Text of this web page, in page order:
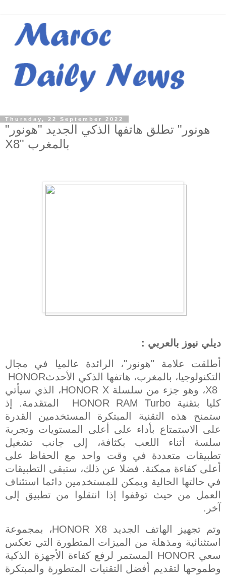
Thursday, 22 September 2022
"هونور" تطلق هاتفها الذكي الجديد "هونور
X8" بالمغرب
ديلي نيوز بالعربي :
أطلقت علامة "هونور"، الرائدة عالميا في مجال
التكنولوجيا، بالمغرب، هاتفها الذكي الأحدثHONOR
X8، وهو جزء من سلسلةHONOR X، الذي سيأتي
كليا بتقنية HONOR RAM Turbo
المتقدمة. إذ
ستمنح هذه التقنية المبتكرة المستخدمين القدرة
على الاستمتاع بأداء على أعلى المستويات وتجربة
سلسة أثناء اللعب بكثافة، إلى جانب تشغيل
تطبيقات متعددة في وقت واحد مع الحفاظ على
أعلى كفاءة ممكنة. فضلا عن ذلك، ستبقى التطبيقات
في حالتها الحالية ويمكن للمستخدمين دائما استئناف
العمل من حيث توقفوا إذا انتقلوا من تطبيق إلى
آخر .
وتم تجهيز الهاتف الجديد HONOR X8، بمجموعة
استثنائية ومذهلة من الميزات المتطورة التي تعكس
سعي HONOR
المستمر لرفع كفاءة الأجهزة الذكية
وطموحها لتقديم أفضل التقنيات المتطورة والمبتكرة